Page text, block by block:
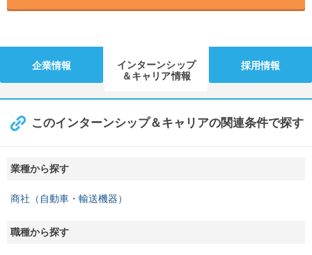
企業情報
インターンシップ
＆キャリア情報
採用情報
このインターンシップ＆キャリアの関連条件で探す
業種から探す
商社（自動車・輸送機器）
職種から探す